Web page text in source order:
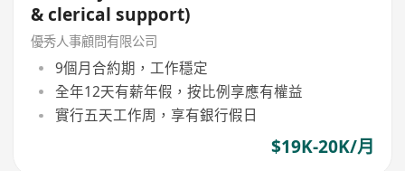
& clerical support)
優秀人事顧問有限公司
9個月合約期，工作穩定
全年12天有薪年假，按比例享應有權益
實行五天工作周，享有銀行假日
$19K-20K/月